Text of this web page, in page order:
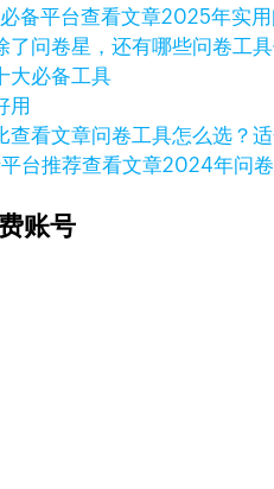
查看文章2025年实用
了问卷星，还有哪些问卷工
大必备工具
用
查看文章问卷工具怎么选？
查看文章2024年问
账号